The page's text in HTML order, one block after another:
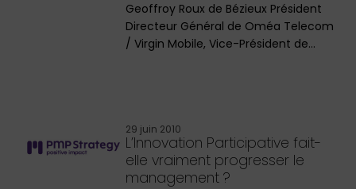
Geoffroy Roux de Bézieux Président
Directeur Général de Oméa Telecom
/ Virgin Mobile, Vice-Président de…
29 juin 2010
L’Innovation Participative fait-
elle vraiment progresser le
management ?